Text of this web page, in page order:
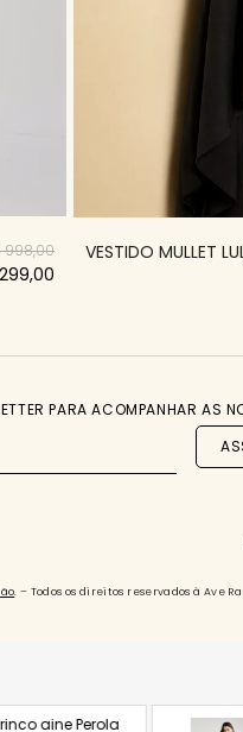
998,00 VESTIDO MULLET
PARA ACOMPANHAR AS
. – Todos os direitos reservados à Ave